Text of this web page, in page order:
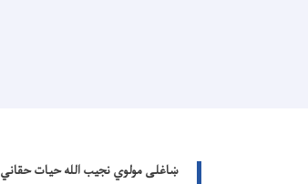
ښاغلی مولوي نجیب الله حیات حقاني